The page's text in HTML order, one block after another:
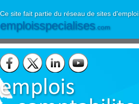
Ce site fait partie du réseau de sites d'emploi
emploisspecialises.com